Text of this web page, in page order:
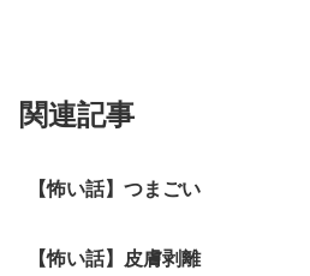
関連記事
【怖い話】つまごい
【怖い話】皮膚剥離